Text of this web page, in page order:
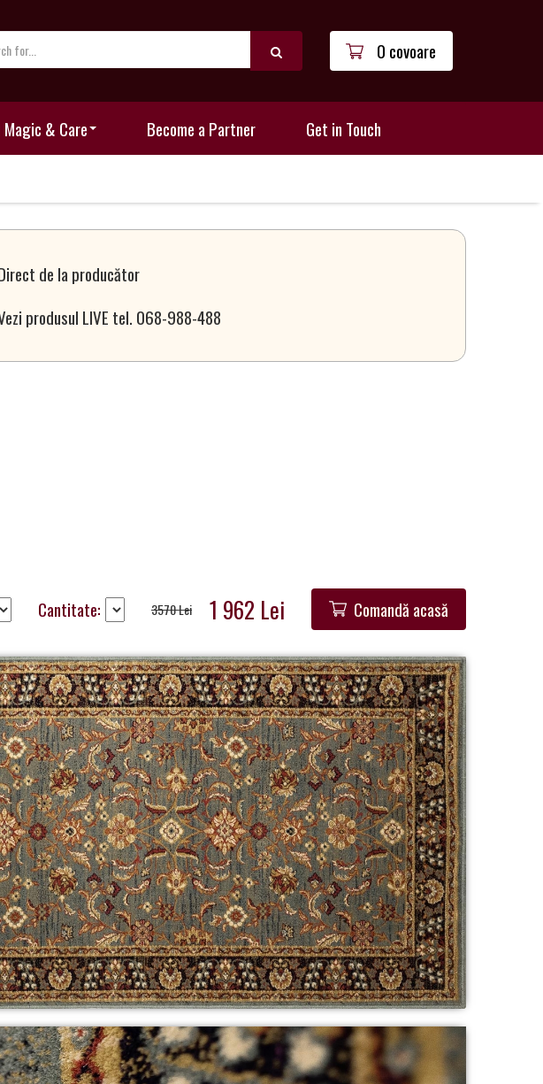
0 covoare
& Care Become a Partner Get in Touch
de la producător
produsul LIVE tel. 068-988-488
Cantitate: 3570 Lei 1 962 Lei Comandă acasă